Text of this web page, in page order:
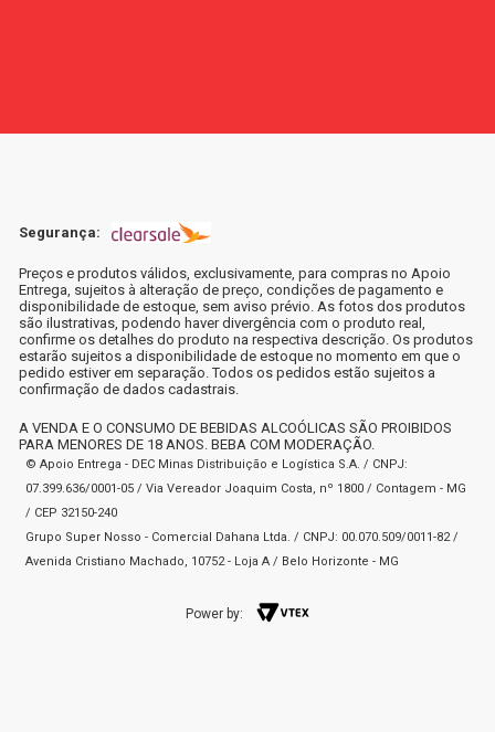
Segurança:
Preços e produtos válidos, exclusivamente, para compras no Apoio
Entrega, sujeitos à alteração de preço, condições de pagamento e
disponibilidade de estoque, sem aviso prévio. As fotos dos produtos
são ilustrativas, podendo haver divergência com o produto real,
confirme os detalhes do produto na respectiva descrição. Os produtos
estarão sujeitos a disponibilidade de estoque no momento em que o
pedido estiver em separação. Todos os pedidos estão sujeitos a
confirmação de dados cadastrais.
A VENDA E O CONSUMO DE BEBIDAS ALCOÓLICAS SÃO PROIBIDOS
PARA MENORES DE 18 ANOS. BEBA COM MODERAÇÃO.
© Apoio Entrega - DEC Minas Distribuição e Logística S.A. / CNPJ:
07.399.636/0001-05 / Via Vereador Joaquim Costa, nº 1800 / Contagem - MG
/ CEP 32150-240
Grupo Super Nosso - Comercial Dahana Ltda. / CNPJ: 00.070.509/0011-82 /
Avenida Cristiano Machado, 10752 - Loja A / Belo Horizonte - MG
Power by: